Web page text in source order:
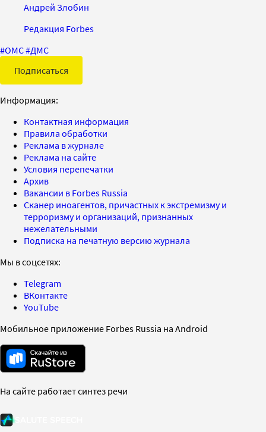
Андрей Злобин
Редакция Forbes
#ОМС#ДМС
Подписаться
Информация:
Контактная информация
Правила обработки
Реклама в журнале
Реклама на сайте
Условия перепечатки
Архив
Вакансии в Forbes Russia
Сканер иноагентов, причастных к экстремизму и
терроризму и организаций, признанных
нежелательными
Подписка на печатную версию журнала
Мы в соцсетях:
Telegram
ВКонтакте
YouTube
Мобильное приложение Forbes Russia на Android
На сайте работает синтез речи